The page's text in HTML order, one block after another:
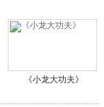
《小龙大功夫》